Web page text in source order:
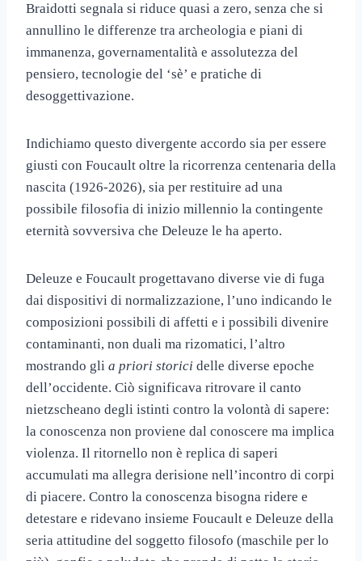
Braidotti segnala si riduce quasi a zero, senza che si
annullino le differenze tra archeologia e piani di
immanenza, governamentalità e assolutezza del
pensiero, tecnologie del ‘sè’ e pratiche di
desoggettivazione.
Indichiamo questo divergente accordo sia per essere
giusti con Foucault oltre la ricorrenza centenaria della
nascita (1926-2026), sia per restituire ad una
possibile filosofia di inizio millennio la contingente
eternità sovversiva che Deleuze le ha aperto.
Deleuze e Foucault progettavano diverse vie di fuga
dai dispositivi di normalizzazione, l’uno indicando le
composizioni possibili di affetti e i possibili divenire
contaminanti, non duali ma rizomatici, l’altro
mostrando gli a priori storici delle diverse epoche
dell’occidente. Ciò significava ritrovare il canto
nietzscheano degli istinti contro la volontà di sapere:
la conoscenza non proviene dal conoscere ma implica
violenza. Il ritornello non è replica di saperi
accumulati ma allegra derisione nell’incontro di corpi
di piacere. Contro la conoscenza bisogna ridere e
detestare e ridevano insieme Foucault e Deleuze della
seria attitudine del soggetto filosofo (maschile per lo